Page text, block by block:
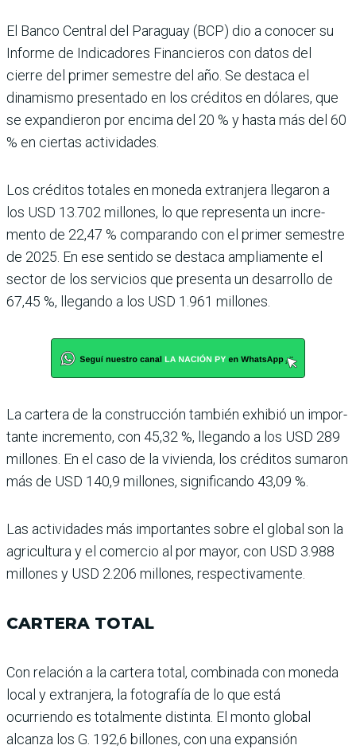
El Banco Central del Paraguay (BCP) dio a conocer su
Informe de Indicadores Financieros con datos del
cierre del pri­mer semestre del año. Se destaca el
dinamismo pre­sentado en los créditos en dólares, que
se expandieron por encima del 20 % y hasta más del 60
% en ciertas acti­vidades.
Los créditos totales en moneda extranjera llegaron a
los USD 13.702 millones, lo que representa un incre­
mento de 22,47 % compa­rando con el primer semes­tre
de 2025. En ese sentido se destaca ampliamente el
sec­tor de los servicios que pre­senta un desarrollo de
67,45 %, llegando a los USD 1.961 millones.
La cartera de la construcción también exhibió un impor­
tante incremento, con 45,32 %, llegando a los USD 289
millones. En el caso de la vivienda, los créditos suma­ron
más de USD 140,9 millo­nes, significando 43,09 %.
Las actividades más impor­tantes sobre el global son la
agricultura y el comercio al por mayor, con USD 3.988
millones y USD 2.206 millo­nes, respectivamente.
CARTERA TOTAL
Con relación a la cartera total, combinada con moneda
local y extranjera, la fotografía de lo que está
ocurriendo es totalmente distinta. El monto global
alcanza los G. 192,6 billones, con una expansión